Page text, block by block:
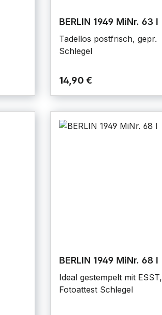
BERLIN 1949 MiNr. 63 I
Tadellos postfrisch, gepr.
Schlegel
14,90 €
BERLIN 1949 MiNr. 68 I
Ideal gestempelt mit ESST,
Fotoattest Schlegel